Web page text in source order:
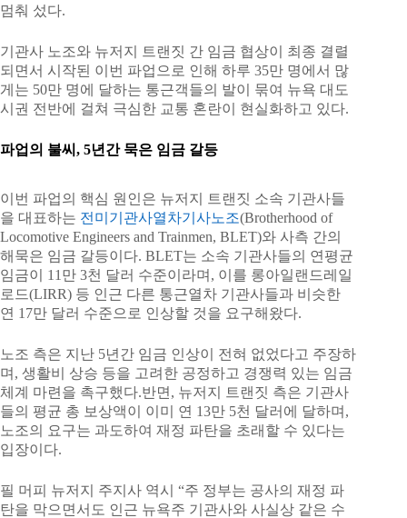
멈춰 섰다.
기관사 노조와 뉴저지 트랜짓 간 임금 협상이 최종 결렬
되면서 시작된 이번 파업으로 인해 하루 35만 명에서 많
게는 50만 명에 달하는 통근객들의 발이 묶여 뉴욕 대도
시권 전반에 걸쳐 극심한 교통 혼란이 현실화하고 있다.
파업의 불씨, 5년간 묵은 임금 갈등
이번 파업의 핵심 원인은 뉴저지 트랜짓 소속 기관사들
을 대표하는 전미기관사열차기사노조(Brotherhood of
Locomotive Engineers and Trainmen, BLET)와 사측 간의
해묵은 임금 갈등이다. BLET는 소속 기관사들의 연평균
임금이 11만 3천 달러 수준이라며, 이를 롱아일랜드레일
로드(LIRR) 등 인근 다른 통근열차 기관사들과 비슷한
연 17만 달러 수준으로 인상할 것을 요구해왔다.
노조 측은 지난 5년간 임금 인상이 전혀 없었다고 주장하
며, 생활비 상승 등을 고려한 공정하고 경쟁력 있는 임금
체계 마련을 촉구했다.반면, 뉴저지 트랜짓 측은 기관사
들의 평균 총 보상액이 이미 연 13만 5천 달러에 달하며,
노조의 요구는 과도하여 재정 파탄을 초래할 수 있다는
입장이다.
필 머피 뉴저지 주지사 역시 “주 정부는 공사의 재정 파
탄을 막으면서도 인근 뉴욕주 기관사와 사실상 같은 수